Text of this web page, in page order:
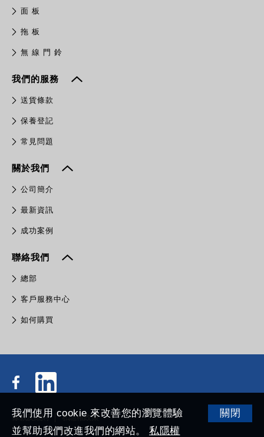
面 板
拖 板
無 線 門 鈴
我們的服務
送貨條款
保養登記
常見問題
關於我們
公司簡介
最新資訊
成功案例
聯絡我們
總部
客戶服務中心
如何購買
條款及細則 私隱權政策
我們使用 cookie 來改善您的瀏覽體驗
並幫助我們改進我們的網站。 私隱權
關閉